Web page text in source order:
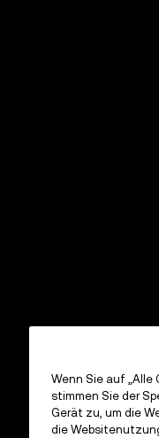
Wenn Sie auf „Alle
stimmen Sie der
Gerät zu, um die
die